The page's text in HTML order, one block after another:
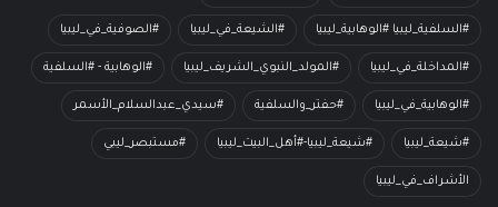
#السلفية_ليبيا #الوهابية_ليبيا #الشيعة_في_ليبيا #الصوفية_في_ليبيا
#المداخلة_في_ليبيا #المولد_النبوي_الشريف_ليبيا #الوهابية - #السلفية
#الوهابية_في_ليبيا #حفتر_والسلفية #سيدي_عبدالسلام_الأسمر
#شيعة_ليبيا #شيعة_ليبيا-#أهل_البيت_ليبيا #مستبصر_ليبي
الأشراف_في_ليبيا